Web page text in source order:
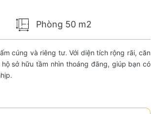
Phòng 50 m2
cúng và riêng tư. Với diện tích rộng rãi, căn
sở hữu tầm nhìn thoáng đãng, giúp bạn có